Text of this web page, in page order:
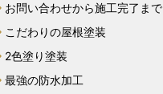
お問い合わせから施工完了まで
こだわりの屋根塗装
2色塗り塗装
最強の防水加工